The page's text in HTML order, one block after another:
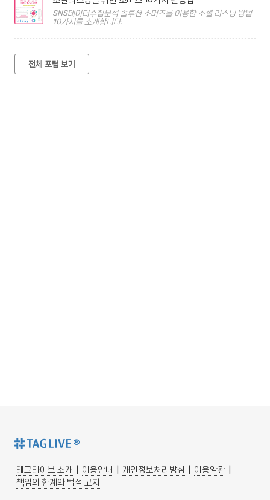
SNS데이터수집분석 솔루션 소머즈를 이용한 소셜 리스닝 방법
10가지를 소개합니다.
전체 포럼 보기
®
태그라이브 소개 이용안내 개인정보처리방침 이용약관
책임의 한계와 법적 고지